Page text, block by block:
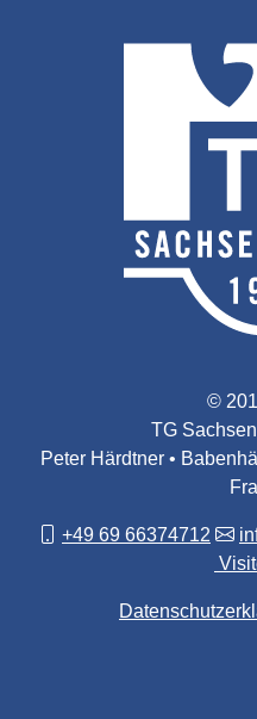
©
TG
Peter Härdtner •
+49 69 66374712